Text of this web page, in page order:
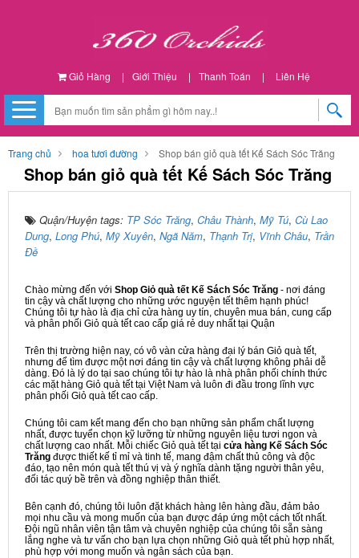
Giỏ Hàng | Giới Thiệu | Thanh Toán | Liên Hệ
Trang chủ hoa tươi đường Shop bán giỏ quà tết Kế Sách Sóc Trăng
Shop bán giỏ quà tết Kế Sách Sóc Trăng
Quận/Huyện tags: TP Sóc Trăng, Châu Thành, Mỹ Tú, Cù Lao
Dung, Long Phú, Mỹ Xuyên, Ngã Năm, Thạnh Trị, Vĩnh Châu, Trần
Đề
Chào mừng đến với Shop Giỏ quà tết Kế Sách Sóc Trăng - nơi đáng
tin cậy và chất lượng cho những ước nguyện tết thêm hạnh phúc!
Chúng tôi tự hào là địa chỉ cửa hàng uy tín, chuyên mua bán, cung cấp
và phân phối Giỏ quà tết cao cấp giá rẻ duy nhất tại Quận
Trên thị trường hiện nay, có vô vàn cửa hàng đại lý bán Giỏ quà tết,
nhưng để tìm được một nơi đáng tin cậy và chất lượng không phải dễ
dàng. Đó là lý do tại sao chúng tôi tự hào là nhà phân phối chính thức
các mặt hàng Giỏ quà tết tại Việt Nam và luôn đi đầu trong lĩnh vực
phân phối Giỏ quà tết cao cấp.
Chúng tôi cam kết mang đến cho bạn những sản phẩm chất lượng
nhất, được tuyển chọn kỹ lưỡng từ những nguyên liệu tươi ngon và
chất lượng cao nhất. Mỗi chiếc Giỏ quà tết tại cửa hàng Kế Sách Sóc
Trăng được thiết kế tỉ mỉ và tinh tế, mang đậm chất thủ công và độc
đáo, tạo nên món quà tết thú vị và ý nghĩa dành tặng người thân yêu,
đối tác quý bề trên và đồng nghiệp thân thiết.
Bên cạnh đó, chúng tôi luôn đặt khách hàng lên hàng đầu, đảm bảo
mọi nhu cầu và mong muốn của bạn được đáp ứng một cách tốt nhất.
Đội ngũ nhân viên tận tâm và chuyên nghiệp của chúng tôi sẵn sàng
lắng nghe và tư vấn cho bạn lựa chọn những Giỏ quà tết phù hợp nhất,
phù hợp với mong muốn và ngân sách của bạn.